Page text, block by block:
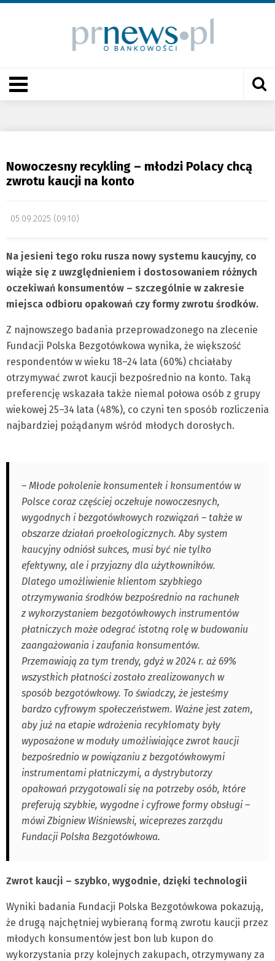
Nowoczesny recykling – młodzi Polacy chcą
zwrotu kaucji na konto
05.09.2025 (09:10)
Na jesieni tego roku rusza nowy systemu kaucyjny, co
wiąże się z uwzględnieniem i dostosowaniem różnych
oczekiwań konsumentów – szczególnie w zakresie
miejsca odbioru opakowań czy formy zwrotu środków.
Z najnowszego badania przeprowadzonego na zlecenie
Fundacji Polska Bezgotówkowa wynika, że większość
respondentów w wieku 18–24 lata (60%) chciałaby
otrzymywać zwrot kaucji bezpośrednio na konto. Taką
preferencję wskazała także niemal połowa osób z grupy
wiekowej 25–34 lata (48%), co czyni ten sposób rozliczenia
najbardziej pożądanym wśród młodych dorosłych.
– Młode pokolenie konsumentek i konsumentów w
Polsce coraz częściej oczekuje nowoczesnych,
wygodnych i bezgotówkowych rozwiązań – także w
obszarze działań proekologicznych. Aby system
kaucyjny odniósł sukces, musi być nie tylko
efektywny, ale i przyjazny dla użytkowników.
Dlatego umożliwienie klientom szybkiego
otrzymywania środków bezpośrednio na rachunek
z wykorzystaniem bezgotówkowych instrumentów
płatniczych może odegrać istotną rolę w budowaniu
zaangażowania i zaufania konsumentów.
Przemawiają za tym trendy, gdyż w 2024 r. aż 69%
wszystkich płatności zostało zrealizowanych w
sposób bezgotówkowy. To świadczy, że jesteśmy
bardzo cyfrowym społeczeństwem. Ważne jest zatem,
aby już na etapie wdrożenia recyklomaty były
wyposażone w moduły umożliwiające zwrot kaucji
bezpośrednio w powiązaniu z bezgotówkowymi
instrumentami płatniczymi, a dystrybutorzy
opakowań przygotowali się na potrzeby osób, które
preferują szybkie, wygodne i cyfrowe formy obsługi –
mówi Zbigniew Wiśniewski, wiceprezes zarządu
Fundacji Polska Bezgotówkowa.
Zwrot kaucji – szybko, wygodnie, dzięki technologii
Wyniki badania Fundacji Polska Bezgotówkowa pokazują,
że drugą najchętniej wybieraną formą zwrotu kaucji przez
młodych konsumentów jest bon lub kupon do
wykorzystania przy kolejnych zakupach, otrzymywany za